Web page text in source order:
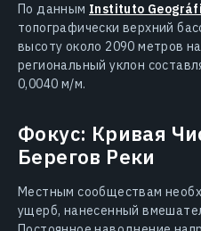
По данным Instituto
топографически верхний
высоту около 2090 метров
региональный уклон
0,0040 м/м.
Фокус: Кривая
Берегов Реки
Местным сообществам
ущерб, нанесенный